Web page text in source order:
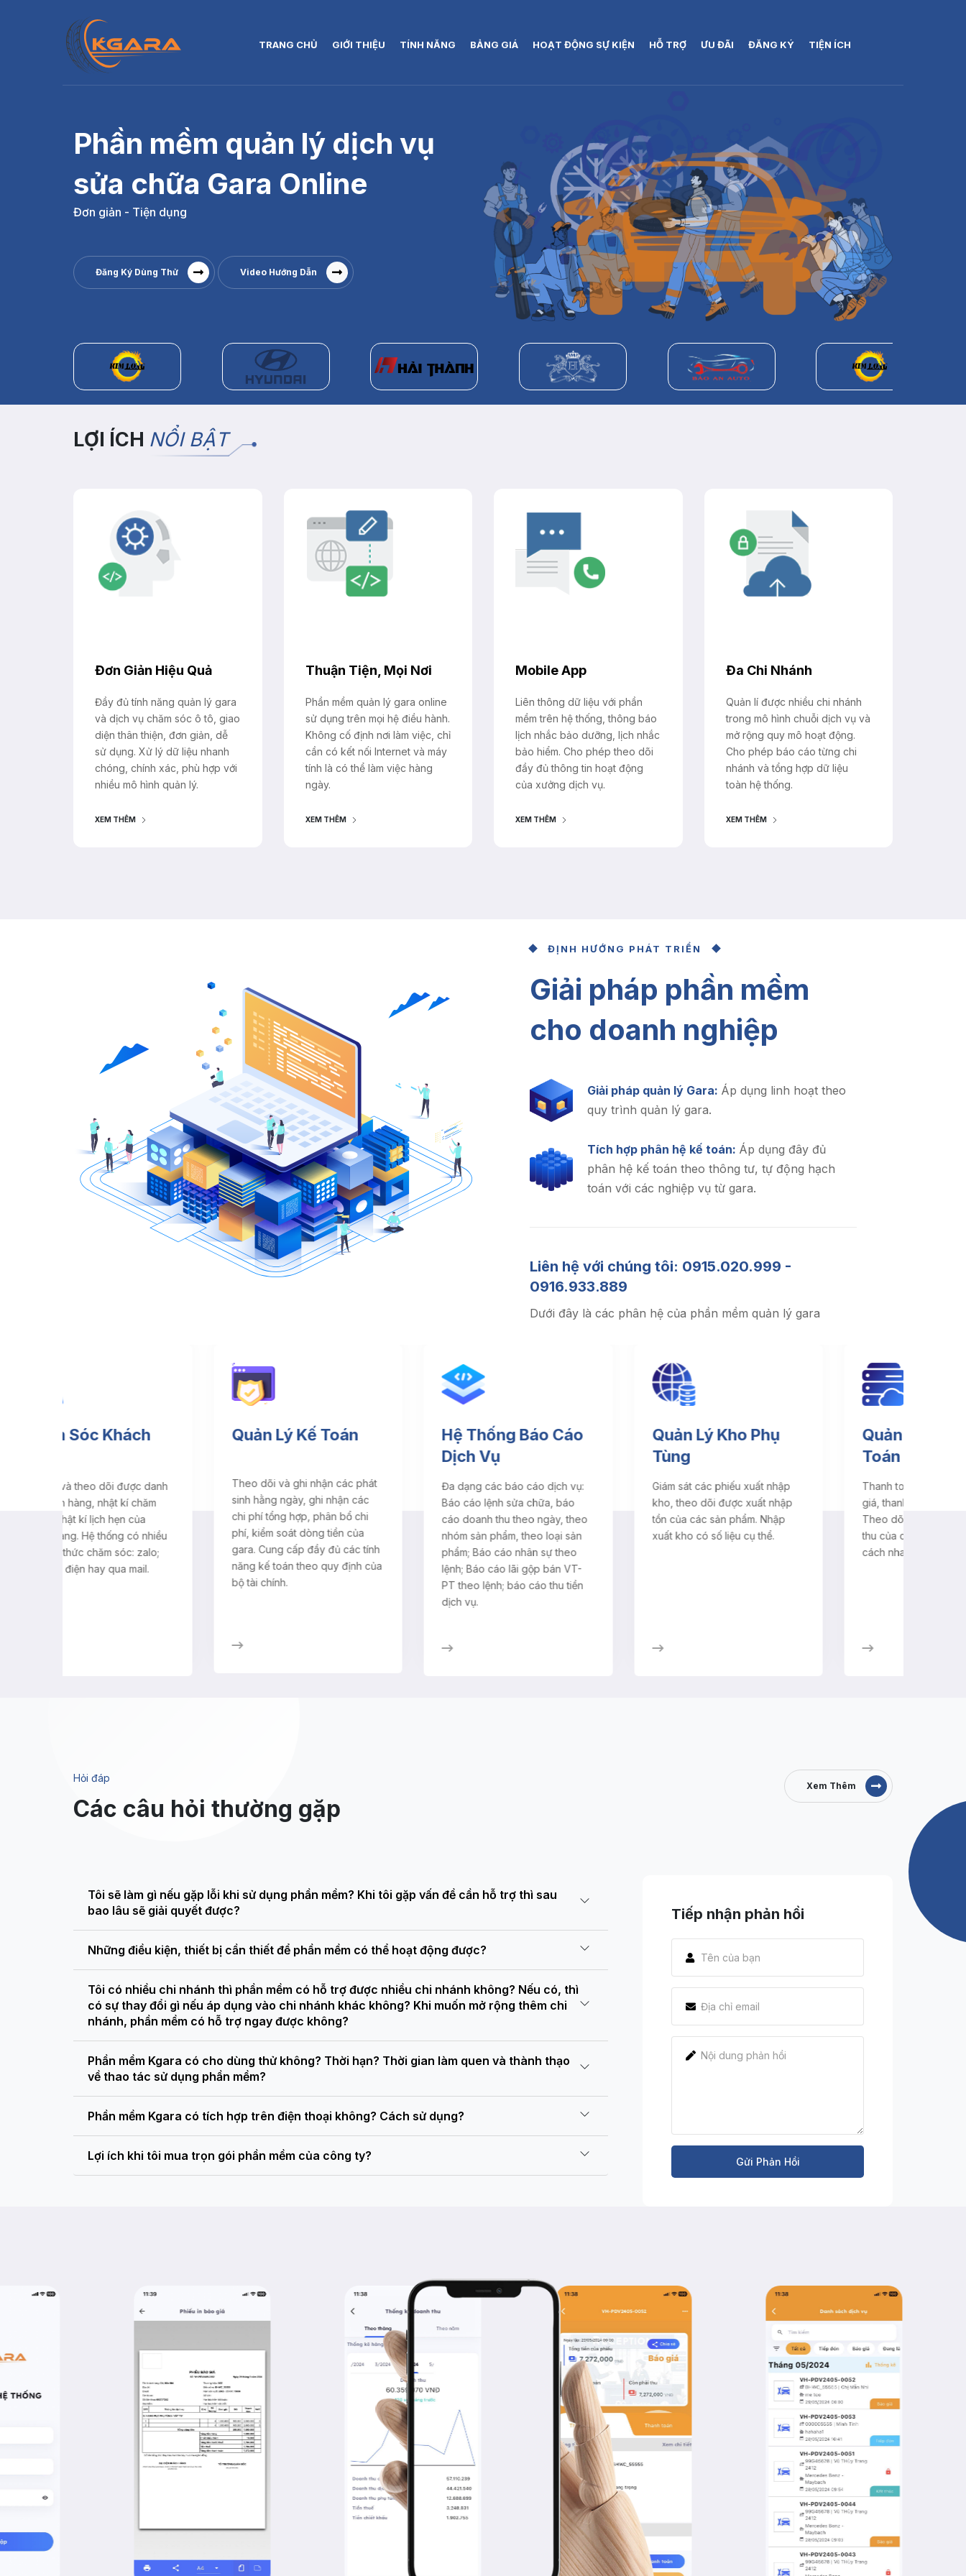
TRANG CHỦ GIỚI THIỆU TÍNH NĂNG BẢNG GIÁ HOẠT ĐỘNG SỰ KIỆN HỖ TRỢ ƯU ĐÃI ĐĂNG KÝ TIỆN ÍCH
Phần mềm quản lý dịch vụ
sửa chữa Gara Online
Đơn giản - Tiện dụng
Đăng Ký Dùng Thử Video Hướng Dẫn
LỢI ÍCH NỔI BẬT
Đơn Giản Hiệu Quả
Đầy đủ tính năng quản lý gara
và dịch vụ chăm sóc ô tô, giao
diện thân thiện, đơn giản, dễ
sử dụng. Xử lý dữ liệu nhanh
chóng, chính xác, phù hợp với
nhiều mô hình quản lý.
XEM THÊM
Thuận Tiện, Mọi Nơi
Phần mềm quản lý gara online
sử dụng trên mọi hệ điều hành.
Không cố định nơi làm việc, chỉ
cần có kết nối Internet và máy
tính là có thể làm việc hàng
ngày.
XEM THÊM
Mobile App
Liên thông dữ liệu với phần
mềm trên hệ thống, thông báo
lịch nhắc bảo dưỡng, lịch nhắc
bảo hiểm. Cho phép theo dõi
đầy đủ thông tin hoạt động
của xưởng dịch vụ.
XEM THÊM
Đa Chi Nhánh
Quản lí được nhiều chi nhánh
trong mô hình chuỗi dịch vụ và
mở rộng quy mô hoạt động.
Cho phép báo cáo từng chi
nhánh và tổng hợp dữ liệu
toàn hệ thống.
XEM THÊM
ĐỊNH HƯỚNG PHÁT TRIỂN
Giải pháp phần mềm
cho doanh nghiệp
Giải pháp quản lý Gara: Áp dụng linh hoạt theo
quy trình quản lý gara.
Tích hợp phân hệ kế toán: Áp dụng đây đủ
phân hệ kế toán theo thông tư, tự động hạch
toán với các nghiệp vụ từ gara.
Liên hệ với chúng tôi: 0915.020.999 -
0916.933.889
Dưới đây là các phân hệ của phần mềm quản lý gara
Quản Lý Kế Toán
Theo dõi và ghi nhận các phát
sinh hằng ngày, ghi nhận các
chi phí tổng hợp, phân bổ chi
phí, kiểm soát dòng tiền của
gara. Cung cấp đầy đủ các tính
năng kế toán theo quy định của
Hệ Thống Báo Cáo
Đa dạng các báo cáo dịch vụ:
Báo cáo lệnh sửa chữa, báo
cáo doanh thu theo ngày, theo
nhóm sản phẩm, theo loại sản
phẩm; Báo cáo nhân sự theo
lệnh; Báo cáo lãi gộp bán VT-
PT theo lệnh; báo cáo thu tiền
Quản Lý Kho Phụ
Giám sát các phiếu xuất nhập
kho, theo dõi được xuất nhập
tồn của các sản phẩm. Nhập
xuất kho có số liệu cụ thể.
Quản Lý Thanh
Thanh toán ngay trên sổ báo
giá, thanh toán được nhiều lần.
Theo dõi được công nợ phải
thu của các khách hàng một
cách nhanh chóng, chính xác.
Hỏi đáp
Các câu hỏi thường gặp
Xem Thêm
Tôi sẽ làm gì nếu gặp lỗi khi sử dụng phần mềm? Khi tôi gặp vấn đề cần hỗ trợ thì sau
bao lâu sẽ giải quyết được?
Những điều kiện, thiết bị cần thiết để phần mềm có thể hoạt động được?
Tôi có nhiều chi nhánh thì phần mềm có hỗ trợ được nhiều chi nhánh không? Nếu có, thì
có sự thay đổi gì nếu áp dụng vào chi nhánh khác không? Khi muốn mở rộng thêm chi
nhánh, phần mềm có hỗ trợ ngay được không?
Phần mềm Kgara có cho dùng thử không? Thời hạn? Thời gian làm quen và thành thạo
về thao tác sử dụng phần mềm?
Phần mềm Kgara có tích hợp trên điện thoại không? Cách sử dụng?
Lợi ích khi tôi mua trọn gói phần mềm của công ty?
Tiếp nhận phản hồi
Gửi Phản Hồi